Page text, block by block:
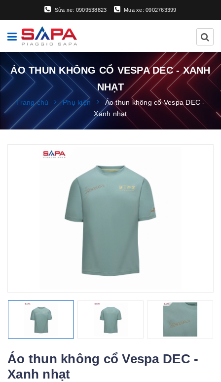
Sửa xe: 0909538823 Mua xe: 0902763399
ÁO THUN KHÔNG CỔ VESPA DEC - XANH
NHẠT
Trang chủ Phụ kiện
Áo thun không cổ Vespa DEC -
Xanh nhạt
Áo thun không cổ Vespa DEC -
Xanh nhạt